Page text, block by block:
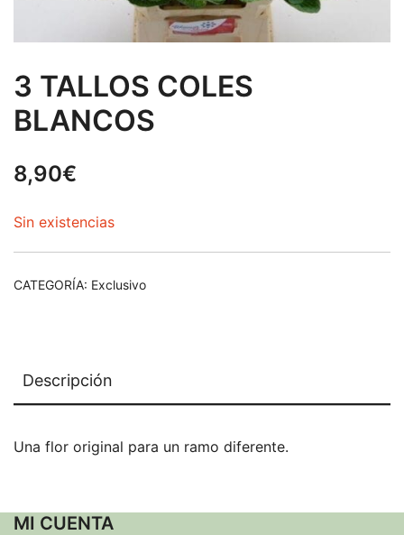
3 TALLOS COLES
BLANCOS
8,90€
Sin existencias
CATEGORÍA: Exclusivo
Descripción
Una flor original para un ramo diferente.
MI CUENTA